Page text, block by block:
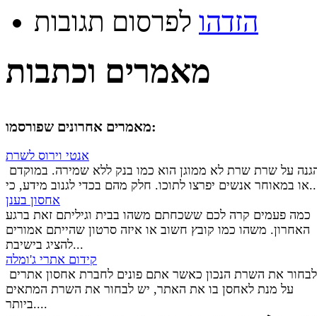
הזדהו לפרסום תגובות
מאמרים וכתבות
מאמרים אחרונים שפורסמו:
אנטי וירוס לשרת
מהם בכדי לגנוב מידע, כי...
אחסון בענן
כמה פעמים קרה לכם ששכחתם משהו בבית וגיליתם זאת ברגע
האחרון. משהו כמו קובץ חשוב או איזה סרטון שהייתם אמורים
להציג בישיבת...
קידום אתרי ג'ומלה
על מנת לאחסן בו את האתר, יש לבחור את השרת המתאים
ביותר....